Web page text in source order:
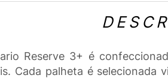
Reserve 3+ é
Cada palheta é